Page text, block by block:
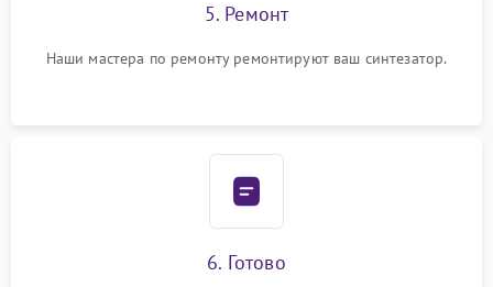
5. Ремонт
Наши мастера по ремонту ремонтируют ваш синтезатор.
6. Готово